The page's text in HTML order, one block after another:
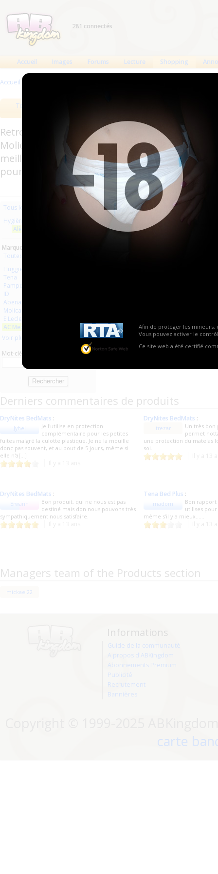
Afin de protéger les mineurs,
Vous pouvez activer le
Ce site web a été certifié
281 connectés
Accueil Images Forums Lecture Shopping
Accueil >
Tous les produits
Retrouverez sur cette page les meilleures
Molicare, Comficare, Confiance, Depend,
meilleurs produits aussi bien pour les
pour l'incontinence.
Tous les produits
Hygiène usage unique
Alèses
Marques :
Toutes les marques
Huggies
Tena
Pampers
ID
Abena
Molicare
E.Leclerc
AC Medicals Supplies
Voir plus
Mot-clé
Les plus récents Trier par nom
Aucun produit trouvé.
Derniers commentaires de produits
DryNites BedMats :
Jyhel
Je l'utilise en protection
complémentaire pour les petites
fuites malgré la culotte plastique. Je ne la mouille
donc pas souvent, et au bout de 5 jours, même si
elle n'a[...]
DryNites BedMats :
trezar
Un très bon
permet
une protection du matelas
soi.
DryNites BedMats :
Erwann
Bon produit, qui ne nous est pas
destiné mais don nous pouvons très
sympathiquement nous satisfaire.
Tena Bed Plus :
madom
Bon
utilises
même s'il y a mieux......
Managers team of the Products section
mickael22
Informations
Guide de la communauté
A propos d'ABKingdom
Abonnements Premium
Publicité
Recrutement
Bannières
carte